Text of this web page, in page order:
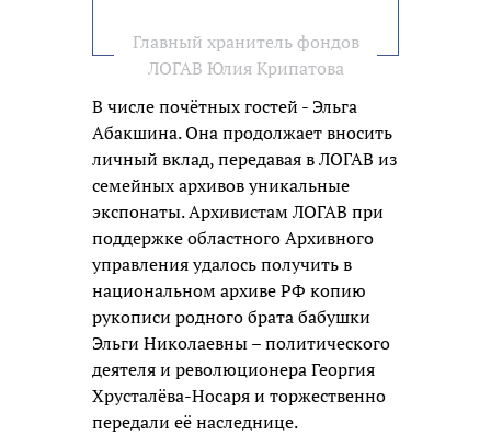
Главный хранитель фондов
ЛОГАВ Юлия Крипатова
В числе почётных гостей - Эльга
Абакшина. Она продолжает вносить
личный вклад, передавая в ЛОГАВ из
семейных архивов уникальные
экспонаты. Архивистам ЛОГАВ при
поддержке областного Архивного
управления удалось получить в
национальном архиве РФ копию
рукописи родного брата бабушки
Эльги Николаевны – политического
деятеля и революционера Георгия
Хрусталёва-Носаря и торжественно
передали её наследнице.